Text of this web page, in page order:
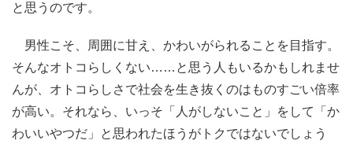
と思うのです。
男性こそ、周囲に甘え、かわいがられることを目指す。
そんなオトコらしくない……と思う人もいるかもしれませ
んが、オトコらしさで社会を生き抜くのはものすごい倍率
が高い。それなら、いっそ「人がしないこと」をして「か
わいいやつだ」と思われたほうがトクではないでしょう